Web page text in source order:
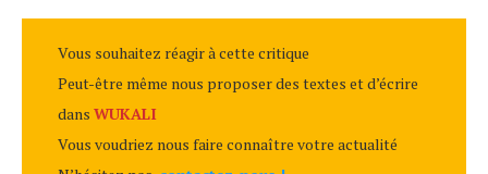
Vous souhaitez réagir à cette critique
Peut-être même nous proposer des textes et d’écrire
dansWUKALI
Vous voudriez nous faire connaître votre actualité